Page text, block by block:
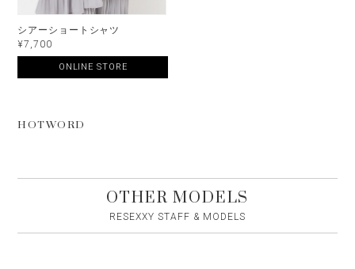
シアーショートシャツ
¥7,700
ONLINE STORE
HOTWORD
OTHER MODELS
RESEXXY STAFF & MODELS